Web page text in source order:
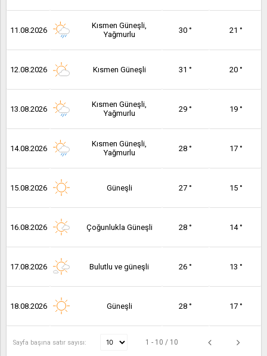
11.08.2026
Kısmen Güneşli,
Yağmurlu
30 ° 21 °
12.08.2026 Kısmen Güneşli 31 ° 20 °
13.08.2026
Kısmen Güneşli,
Yağmurlu
29 ° 19 °
14.08.2026
Kısmen Güneşli,
Yağmurlu
28 ° 17 °
15.08.2026 Güneşli 27 ° 15 °
16.08.2026 Çoğunlukla Güneşli 28 ° 14 °
17.08.2026 Bulutlu ve güneşli 26 ° 13 °
18.08.2026 Güneşli 28 ° 17 °
Sayfa başına satır sayısı: 1 - 10 / 10